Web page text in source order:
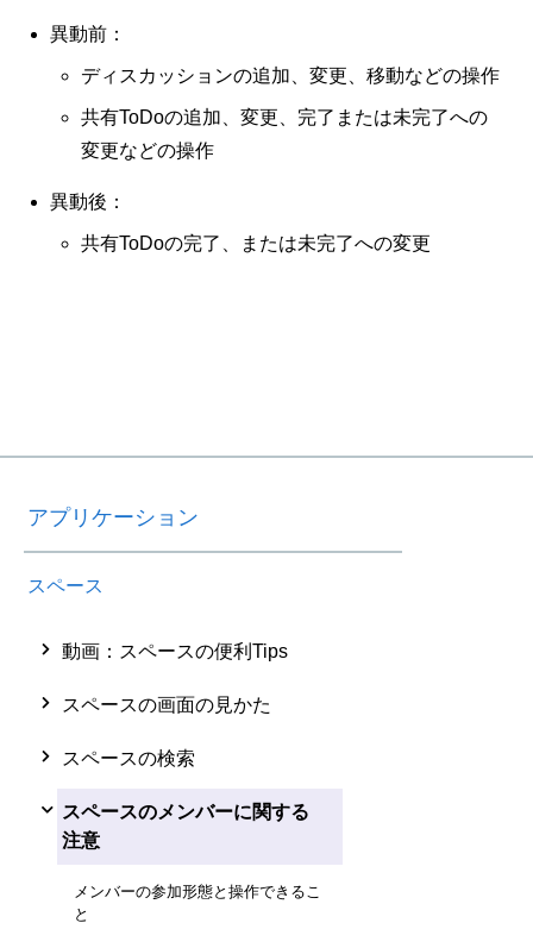
異動前：
ディスカッションの追加、変更、移動などの操作
共有ToDoの追加、変更、完了または未完了への
変更などの操作
異動後：
共有ToDoの完了、または未完了への変更
アプリケーション
スペース
動画：スペースの便利Tips
スペースの画面の見かた
スペースの検索
スペースのメンバーに関する
注意
メンバーの参加形態と操作できるこ
と